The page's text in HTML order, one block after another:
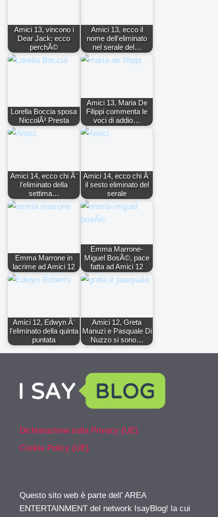
Amici 13, vincono i
Dear Jack: ecco
perchÃ©
Amici 13, ecco il
nome dell'eliminato
nel serale del…
Lorella Boccia sposa
NiccolÃ² Presta
Amici 13, Maria De
Filippi commenta le
voci di addio…
Amici 14, ecco chi Ã¨
l'eliminato della
settima…
Amici 14, ecco chi Ã¨
il sesto eliminato del
serale
Emma Marrone in
lacrime ad Amici 12
Emma Marrone-
Miguel BosÃ©, pace
fatta ad Amici 12
Amici 12, Edwyn Ã¨
l'eliminato della quinta
puntata
Amici 12, Greta
Manuzi e Pasquale Di
Nuzzo si sono…
Dichiarazione sulla Privacy (UE)
Cookie Policy (UE)
Questo sito web è parte dell’ AREA
ENTERTAINMENT del network IsayBlog! la cui